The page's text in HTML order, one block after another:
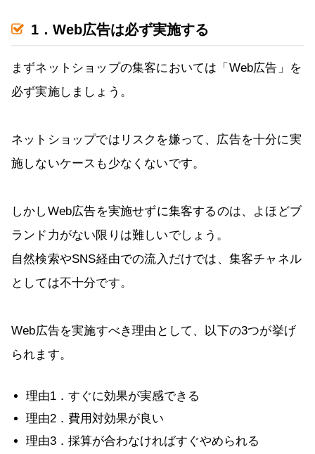
1．Web広告は必ず実施する
まずネットショップの集客においては「Web広告」を
必ず実施しましょう。
ネットショップではリスクを嫌って、広告を十分に実
施しないケースも少なくないです。
しかしWeb広告を実施せずに集客するのは、よほどブ
ランド力がない限りは難しいでしょう。
自然検索やSNS経由での流入だけでは、集客チャネル
としては不十分です。
Web広告を実施すべき理由として、以下の3つが挙げ
られます。
理由1．すぐに効果が実感できる
理由2．費用対効果が良い
理由3．採算が合わなければすぐやめられる